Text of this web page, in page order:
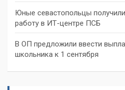
Юные севастопольцы
работу в ИТ-центре ПСБ
В ОП предложили ввести
школьника к 1 сентября